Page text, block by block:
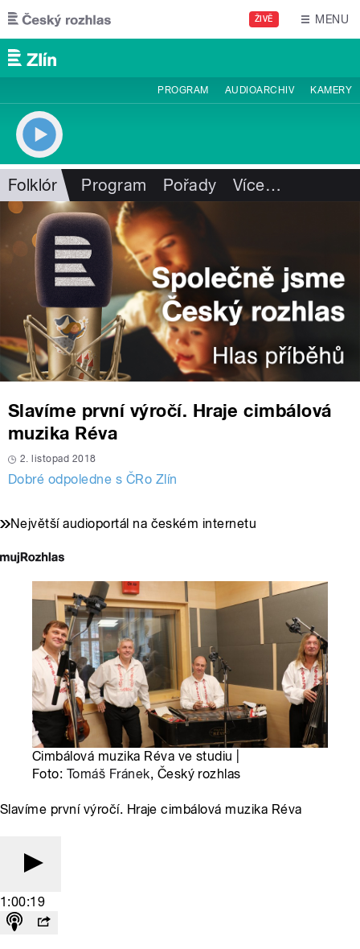
Přejít k hlavnímu obsahu
ŽIVĚ MENU
PROGRAM AUDIOARCHIV KAMERY
Folklór Program Pořady Více…
Slavíme první výročí. Hraje cimbálová
muzika Réva
2. listopad 2018
Dobré odpoledne s ČRo Zlín
Největší audioportál na českém internetu
Cimbálová muzika Réva ve studiu |
Foto: Tomáš Fránek, Český rozhlas
Slavíme první výročí. Hraje cimbálová muzika Réva
1:00:19